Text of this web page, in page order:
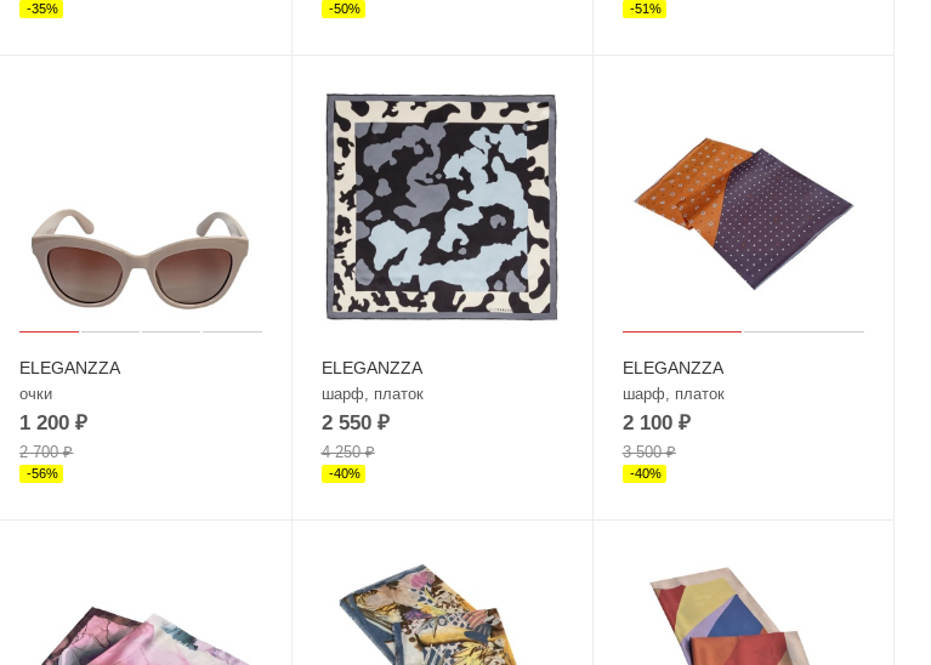
-35% -50% -51%
ELEGANZZA
очки
1 200 ₽
2 700₽
-56%
ELEGANZZA
шарф, платок
2 550₽
4 250₽
-40%
ELEGANZZA
шарф, платок
2 100₽
3 500₽
-40%